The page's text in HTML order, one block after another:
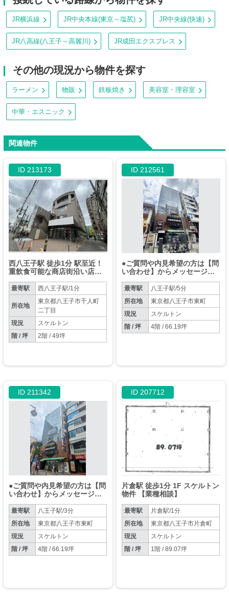
JR横浜線 JR中央本線(東京～塩尻) JR中央線(快速)
JR八高線(八王子～高麗川) JR成田エクスプレス
その他の現況から物件を探す
ラーメン 物販 鉄板焼き 美容室・理容室
中華・エスニック
関連物件
ID 213173
西八王子駅 徒歩1分 駅至近！
重飲食可能な商店街沿い店舗
最寄駅 西八王子駅/1分
所在地
東京都八王子市千人町
二丁目
現況
スケルトン
階 / 坪
2階 / 49坪
ID 212561
●ご質問や内見希望の方は【問
い合わせ】からメッセージを
控えください。
最寄駅
八王子駅/5分
所在地
東京都八王子市東町
現況
スケルトン
階 / 坪
4階 / 66.19坪
ID 211342
●ご質問や内見希望の方は【問
い合わせ】からメッセージを
控えください。
最寄駅
八王子駅/3分
所在地
東京都八王子市東町
現況
スケルトン
階 / 坪
4階 / 66.19坪
ID 207712
片倉駅 徒歩1分 1F スケルトン
物件 【業種相談】
最寄駅
片倉駅/1分
所在地
東京都八王子市片倉町
現況
スケルトン
階 / 坪
1階 / 89.07坪